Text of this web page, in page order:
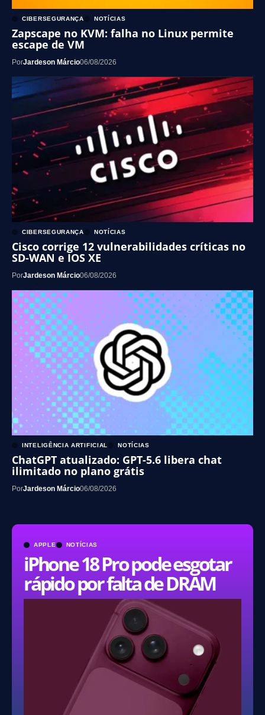
APPLE NOTÍCIAS
iPhone 18 Pro pode esgotar
rápido por falta de DRAM
CIBERSEGURANÇA NOTÍCIAS
Zapscape no KVM: falha no Linux permite
escape de VM
PorJardeson Márcio06/08/2026
CIBERSEGURANÇA NOTÍCIAS
Cisco corrige 12 vulnerabilidades críticas no
SD-WAN e IOS XE
PorJardeson Márcio06/08/2026
INTELIGÊNCIA ARTIFICIAL NOTÍCIAS
ChatGPT atualizado: GPT-5.6 libera chat
ilimitado no plano grátis
PorJardeson Márcio06/08/2026